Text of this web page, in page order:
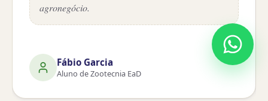
agronegócio.
Fábio Garcia
Aluno de Zootecnia EaD